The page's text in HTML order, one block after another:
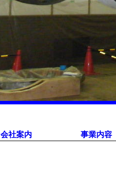
会社案内 事業内容